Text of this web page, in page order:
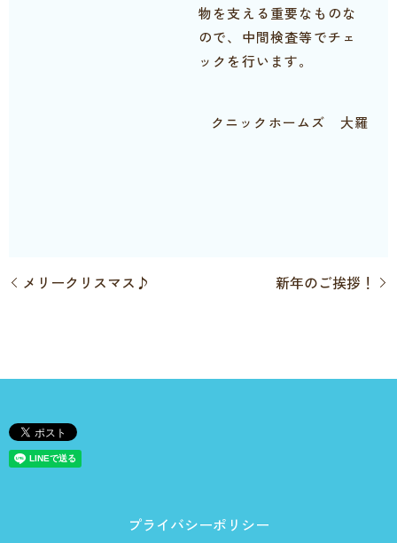
物を支える重要なものな
ので、中間検査等でチェ
ックを行います。
クニックホームズ 大羅
メリークリスマス♪ 新年のご挨拶！
プライバシーポリシー